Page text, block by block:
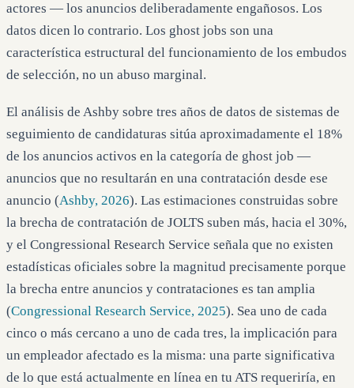
actores — los anuncios deliberadamente engañosos. Los
datos dicen lo contrario. Los ghost jobs son una
característica estructural del funcionamiento de los embudos
de selección, no un abuso marginal.
El análisis de Ashby sobre tres años de datos de sistemas de
seguimiento de candidaturas sitúa aproximadamente el 18%
de los anuncios activos en la categoría de ghost job —
anuncios que no resultarán en una contratación desde ese
anuncio (Ashby, 2026). Las estimaciones construidas sobre
la brecha de contratación de JOLTS suben más, hacia el 30%,
y el Congressional Research Service señala que no existen
estadísticas oficiales sobre la magnitud precisamente porque
la brecha entre anuncios y contrataciones es tan amplia
(Congressional Research Service, 2025). Sea uno de cada
cinco o más cercano a uno de cada tres, la implicación para
un empleador afectado es la misma: una parte significativa
de lo que está actualmente en línea en tu ATS requeriría, en